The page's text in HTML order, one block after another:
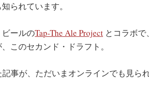
られています。
ールのTap-The Ale Project とコラボで
このセカンド・ドラフト。
事が、ただいまオンラインでも見ら